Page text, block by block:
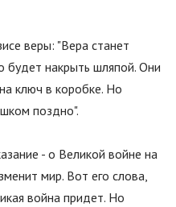
веры: "Вера станет
будет накрыть шляпой. Они
ключ в коробке. Но
поздно".
- о Великой войне на
мир. Вот его слова,
война придет. Но